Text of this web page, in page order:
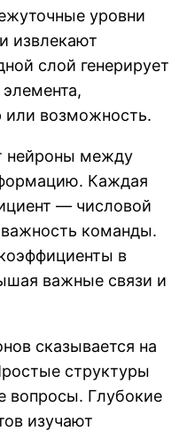
уровни
извлекают
слой генерирует
или возможность.
нейроны между
Каждая
— числовой
команды.
в
важные связи и
сказывается на
структуры
вопросы. Глубокие
изучают